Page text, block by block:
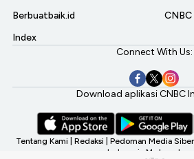
Berbuatbaik.id
Index
Connect With Us:
Download aplikasi CNBC
Tentang Kami Redaksi Pedoman Media Siber
Indonesia My